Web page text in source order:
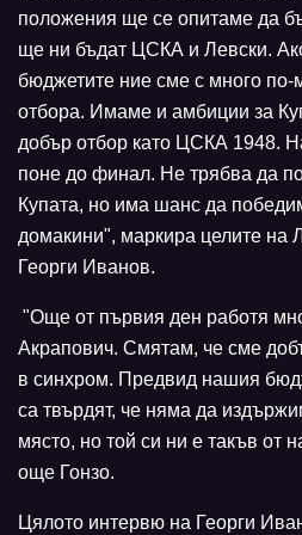
положения ще се опитаме да
ще ни бъдат ЦСКА и Левски.
бюджетите ние сме с много по-
отбора. Имаме и амбиции за
добър отбор като ЦСКА 1948.
поне до финал. Не трябва да
Купата, но има шанс да
домакини", маркира целите на
Георги Иванов.
"Още от първия ден работя
Акрапович. Смятам, че сме
в синхром. Предвид нашия
са твърдят, че няма да
място, но той си ни е такъв от
още Гонзо.
Цялото интервю на Георги